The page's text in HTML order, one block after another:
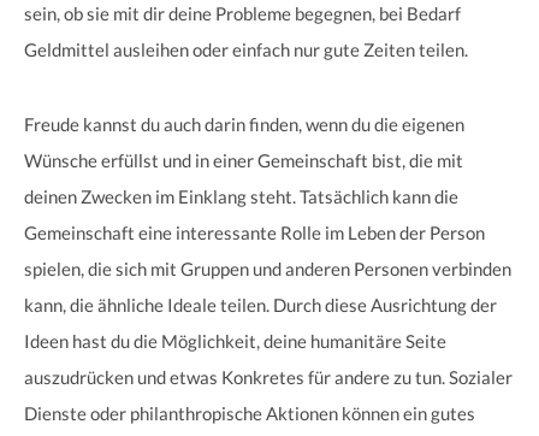
sein, ob sie mit dir deine Probleme begegnen, bei Bedarf
Geldmittel ausleihen oder einfach nur gute Zeiten teilen.
Freude kannst du auch darin finden, wenn du die eigenen
Wünsche erfüllst und in einer Gemeinschaft bist, die mit
deinen Zwecken im Einklang steht. Tatsächlich kann die
Gemeinschaft eine interessante Rolle im Leben der Person
spielen, die sich mit Gruppen und anderen Personen verbinden
kann, die ähnliche Ideale teilen. Durch diese Ausrichtung der
Ideen hast du die Möglichkeit, deine humanitäre Seite
auszudrücken und etwas Konkretes für andere zu tun. Sozialer
Dienste oder philanthropische Aktionen können ein gutes